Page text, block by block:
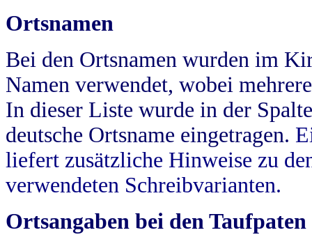
Ortsnamen
Bei den Ortsnamen wurden im
Namen verwendet, wobei
In dieser Liste wurde in der
deutsche Ortsname eingetragen.
liefert zusätzliche Hinweise zu
verwendeten Schreibvarianten.
Ortsangaben bei den Taufpaten